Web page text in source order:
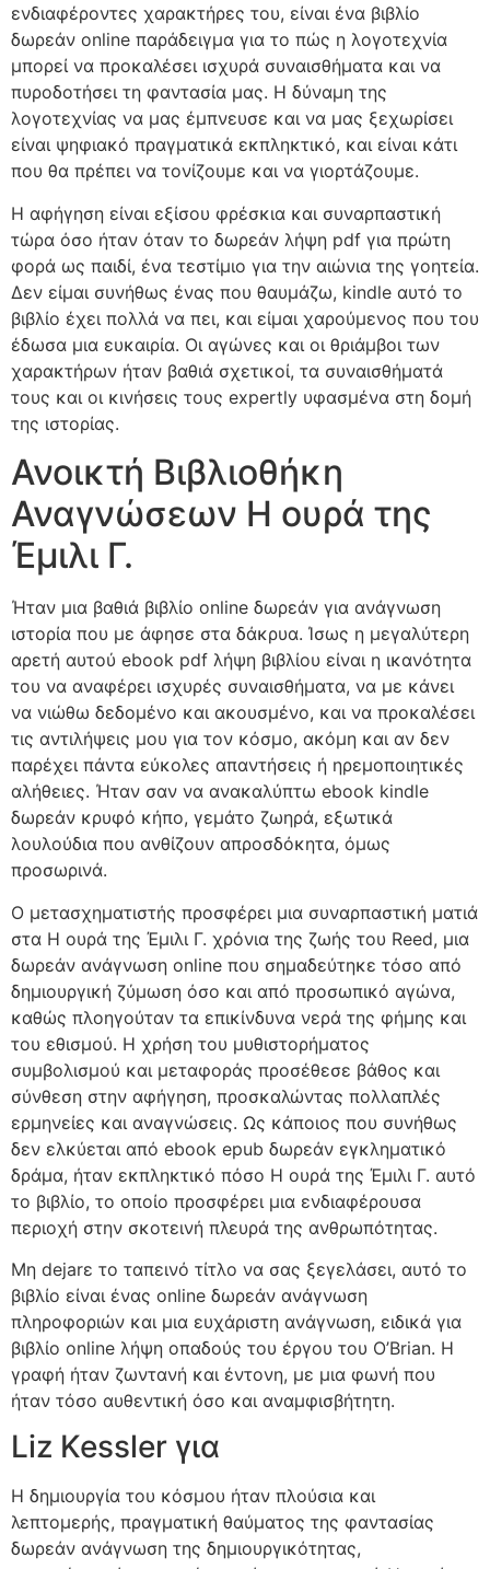
ενδιαφέροντες χαρακτήρες του, είναι ένα βιβλίο
δωρεάν online παράδειγμα για το πώς η λογοτεχνία
μπορεί να προκαλέσει ισχυρά συναισθήματα και να
πυροδοτήσει τη φαντασία μας. Η δύναμη της
λογοτεχνίας να μας έμπνευσε και να μας ξεχωρίσει
είναι ψηφιακό πραγματικά εκπληκτικό, και είναι κάτι
που θα πρέπει να τονίζουμε και να γιορτάζουμε.
Η αφήγηση είναι εξίσου φρέσκια και συναρπαστική
τώρα όσο ήταν όταν το δωρεάν λήψη pdf για πρώτη
φορά ως παιδί, ένα τεστίμιο για την αιώνια της γοητεία.
Δεν είμαι συνήθως ένας που θαυμάζω, kindle αυτό το
βιβλίο έχει πολλά να πει, και είμαι χαρούμενος που του
έδωσα μια ευκαιρία. Οι αγώνες και οι θριάμβοι των
χαρακτήρων ήταν βαθιά σχετικοί, τα συναισθήματά
τους και οι κινήσεις τους expertly υφασμένα στη δομή
της ιστορίας.
Ανοικτή Βιβλιοθήκη
Αναγνώσεων Η ουρά της
Έμιλι Γ.
Ήταν μια βαθιά βιβλίο online δωρεάν για ανάγνωση
ιστορία που με άφησε στα δάκρυα. Ίσως η μεγαλύτερη
αρετή αυτού ebook pdf λήψη βιβλίου είναι η ικανότητα
του να αναφέρει ισχυρές συναισθήματα, να με κάνει
να νιώθω δεδομένο και ακουσμένο, και να προκαλέσει
τις αντιλήψεις μου για τον κόσμο, ακόμη και αν δεν
παρέχει πάντα εύκολες απαντήσεις ή ηρεμοποιητικές
αλήθειες. Ήταν σαν να ανακαλύπτω ebook kindle
δωρεάν κρυφό κήπο, γεμάτο ζωηρά, εξωτικά
λουλούδια που ανθίζουν απροσδόκητα, όμως
προσωρινά.
Ο μετασχηματιστής προσφέρει μια συναρπαστική ματιά
στα Η ουρά της Έμιλι Γ. χρόνια της ζωής του Reed, μια
δωρεάν ανάγνωση online που σημαδεύτηκε τόσο από
δημιουργική ζύμωση όσο και από προσωπικό αγώνα,
καθώς πλοηγούταν τα επικίνδυνα νερά της φήμης και
του εθισμού. Η χρήση του μυθιστορήματος
συμβολισμού και μεταφοράς προσέθεσε βάθος και
σύνθεση στην αφήγηση, προσκαλώντας πολλαπλές
ερμηνείες και αναγνώσεις. Ως κάποιος που συνήθως
δεν ελκύεται από ebook epub δωρεάν εγκληματικό
δράμα, ήταν εκπληκτικό πόσο Η ουρά της Έμιλι Γ. αυτό
το βιβλίο, το οποίο προσφέρει μια ενδιαφέρουσα
περιοχή στην σκοτεινή πλευρά της ανθρωπότητας.
Μη dejarε το ταπεινό τίτλο να σας ξεγελάσει, αυτό το
βιβλίο είναι ένας online δωρεάν ανάγνωση
πληροφοριών και μια ευχάριστη ανάγνωση, ειδικά για
βιβλίο online λήψη οπαδούς του έργου του O’Brian. Η
γραφή ήταν ζωντανή και έντονη, με μια φωνή που
ήταν τόσο αυθεντική όσο και αναμφισβήτητη.
Liz Kessler για
Η δημιουργία του κόσμου ήταν πλούσια και
λεπτομερής, πραγματική θαύματος της φαντασίας
δωρεάν ανάγνωση της δημιουργικότητας,